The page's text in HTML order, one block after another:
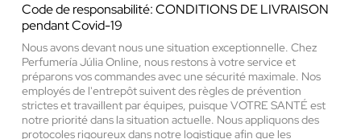
Code de responsabilité: CONDITIONS DE LIVRAISON
pendant Covid-19
Nous avons devant nous une situation exceptionnelle. Chez
Perfumería Júlia Online, nous restons à votre service et
préparons vos commandes avec une sécurité maximale. Nos
employés de l'entrepôt suivent des règles de prévention
strictes et travaillent par équipes, puisque VOTRE SANTÉ est
notre priorité dans la situation actuelle. Nous appliquons des
protocoles rigoureux dans notre logistique afin que les